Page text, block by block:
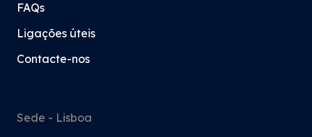
FAQs
Ligações úteis
Contacte-nos
Sede - Lisboa